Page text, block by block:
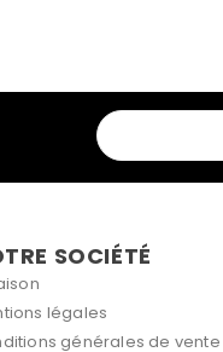
SOCIÉTÉ
légales
générales de vente